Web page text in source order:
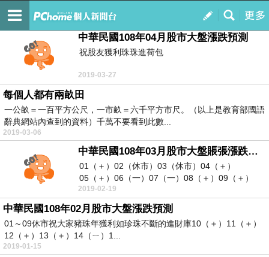
我的
訂閱
研荷山人的新聞台
中華民國108年04月股市大盤漲跌預測
祝股友獲利珠珠進荷包
2019-03-27
每個人都有兩畝田
一公畝＝一百平方公尺，一市畝＝六千平方市尺。（以上是教育部國語
辭典網站內查到的資料）千萬不要看到此數...
2019-03-06
中華民國108年03月股市大盤賬張漲跌預測
01（＋）02（休市）03（休市）04（＋）
05（＋）06（一）07（一）08（＋）09（＋）
10（...
2019-02-19
中華民國108年02月股市大盤漲跌預測
01～09休市祝大家豬珠年獲利如珍珠不斷的進財庫10（＋）11（＋）
12（＋）13（＋）14（ㄧ）1...
2019-01-15